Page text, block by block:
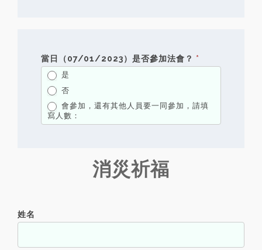
當日（07/01/2023）是否參加法會？ *
是
否
會參加，還有其他人員要一同參加，請填
寫人數：
會參加，還有其他人員要一同參加，請填寫人數：
消災祈福
姓名